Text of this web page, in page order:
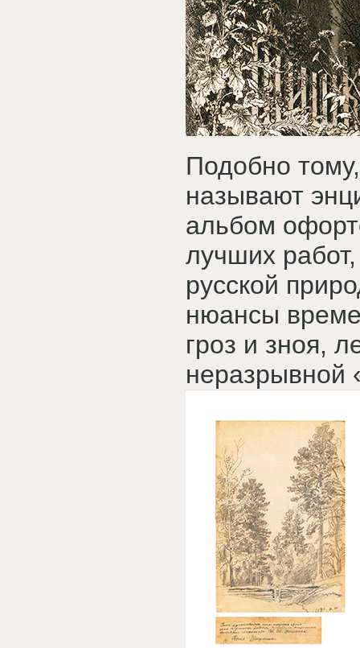
Подобно
называют
альбом
лучших
русской
нюансы
гроз и зноя,
неразрывной